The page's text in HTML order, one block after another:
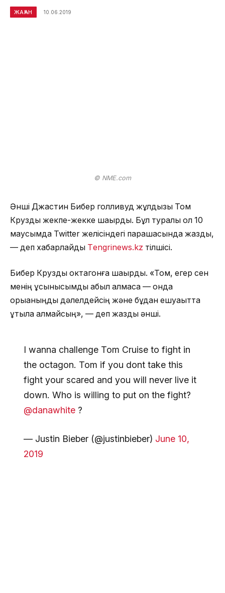
ЖАҺАН 10.06.2019
© NME.com
Әнші Джастин Бибер голливуд жұлдызы Том
Крузды жекпе-жекке шақырды. Бұл туралы ол 10
маусымда Twitter желісіндегі парақшасында жазды,
— деп хабарлайды Тengrinews.kz тілшісі.
Бибер Крузды октагонға шақырды. «Том, егер сен
менің ұсынысымды қабыл алмаса — онда
қорыққаныңды дәлелдейсің және бұдан ешуақытта
құтыла алмайсың», — деп жазды әнші.
I wanna challenge Tom Cruise to fight in
the octagon. Tom if you dont take this
fight your scared and you will never live it
down. Who is willing to put on the fight?
@danawhite?
— Justin Bieber (@justinbieber) June 10,
2019